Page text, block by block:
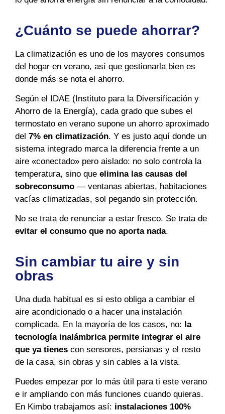
¿Cuánto se puede ahorrar?
La climatización es uno de los mayores consumos
del hogar en verano, así que gestionarla bien es
donde más se nota el ahorro.
Según el IDAE (Instituto para la Diversificación y
Ahorro de la Energía), cada grado que subes el
termostato en verano supone un ahorro aproximado
del 7% en climatización. Y es justo aquí donde un
sistema integrado marca la diferencia frente a un
aire «conectado» pero aislado: no solo controla la
temperatura, sino que elimina las causas del
sobreconsumo — ventanas abiertas, habitaciones
vacías climatizadas, sol pegando sin protección.
No se trata de renunciar a estar fresco. Se trata de
evitar el consumo que no aporta nada.
Sin cambiar tu aire y sin
obras
Una duda habitual es si esto obliga a cambiar el
aire acondicionado o a hacer una instalación
complicada. En la mayoría de los casos, no: la
tecnología inalámbrica permite integrar el aire
que ya tienes con sensores, persianas y el resto
de la casa, sin obras y sin cables a la vista.
Puedes empezar por lo más útil para ti este verano
e ir ampliando con más funciones cuando quieras.
En Kimbo trabajamos así: instalaciones 100%